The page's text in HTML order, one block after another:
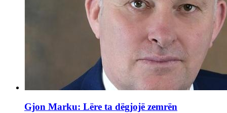
Gjon Marku: Lëre ta dëgjojë zemrën